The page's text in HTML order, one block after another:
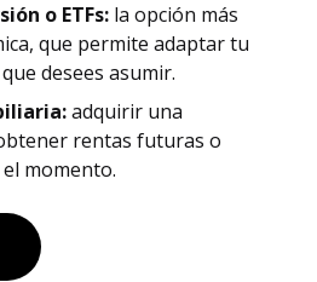
o ETFs: la opción más
que permite adaptar tu
desees asumir.
adquirir una
rentas futuras o
momento.